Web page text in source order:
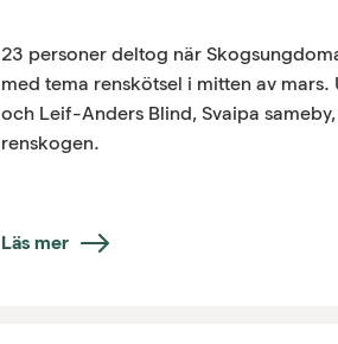
23 personer deltog när
med tema renskötsel i mitten av mars.
och Leif-Anders Blind, Svaipa
renskogen.
Läs mer